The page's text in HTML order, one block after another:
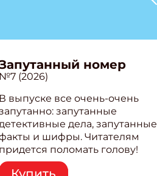
номер
(2026)
выпуске все очень-очень
запутанные
дела, запутанные
и шифры. Читателям
поломать голову!
Шифры и